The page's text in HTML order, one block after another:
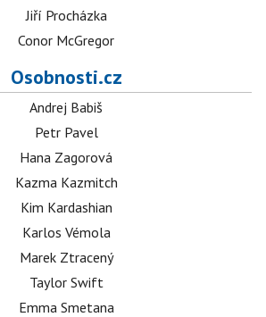
Jiří Procházka
Conor McGregor
Osobnosti.cz
Andrej Babiš
Petr Pavel
Hana Zagorová
Kazma Kazmitch
Kim Kardashian
Karlos Vémola
Marek Ztracený
Taylor Swift
Emma Smetana